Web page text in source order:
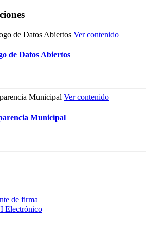
Ver contenido
de Datos Abiertos
Ver contenido
Municipal
de firma
Electrónico